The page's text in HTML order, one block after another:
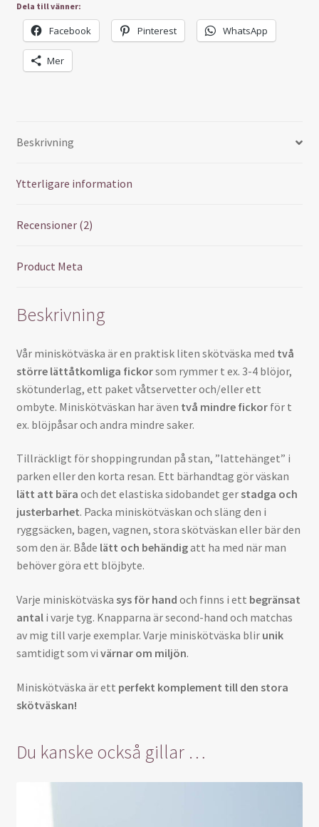
Dela till vänner:
Facebook Pinterest WhatsApp
Mer
Beskrivning
Ytterligare information
Recensioner (2)
Product Meta
Beskrivning
Vår miniskötväska är en praktisk liten skötväska med två
större lättåtkomliga fickorsom rymmer t ex. 3-4 blöjor,
skötunderlag, ett paket våtservetter och/eller ett
ombyte. Miniskötväskan har även två mindre fickorför t
ex. blöjpåsar och andra mindre saker.
Tillräckligt för shoppingrundan på stan, ”lattehänget” i
parken eller den korta resan. Ett bärhandtag gör väskan
lätt att bära och det elastiska sidobandet gerstadga och
justerbarhet. Packa miniskötväskan och släng den i
ryggsäcken, bagen, vagnen, stora skötväskan eller bär den
som den är. Både lätt och behändigatt ha med när man
behöver göra ett blöjbyte.
Varje miniskötväska sys för hand och finns i ett begränsat
antali varje tyg. Knapparna är second-hand och matchas
av mig till varje exemplar. Varje miniskötväska blir unik
samtidigt som vi värnar om miljön.
Miniskötväska är ett perfekt komplement till den stora
skötväskan!
Du kanske också gillar …